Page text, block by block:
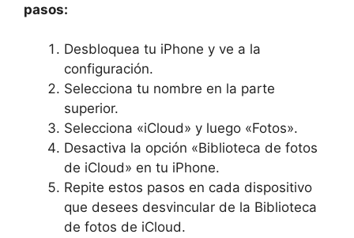
pasos:
Desbloquea tu iPhone y ve a la⁣
configuración.
Selecciona tu ‌nombre en la parte
‌superior.
Selecciona «iCloud» y luego «Fotos».
Desactiva la opción «Biblioteca de fotos
de iCloud» en tu iPhone.
Repite estos pasos en ⁤cada dispositivo
que desees⁣ desvincular de ⁤la Biblioteca
de fotos de iCloud.